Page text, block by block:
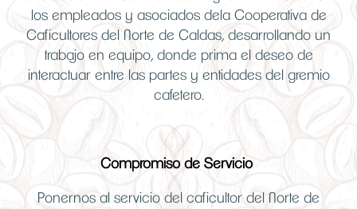
los empleados y asociados dela Cooperativa de
Caficultores del Norte de Caldas, desarrollando un
trabajo en equipo, donde prima el deseo de
interactuar entre las partes y entidades del gremio
cafetero.
Compromiso de Servicio
Ponernos al servicio del caficultor del Norte de